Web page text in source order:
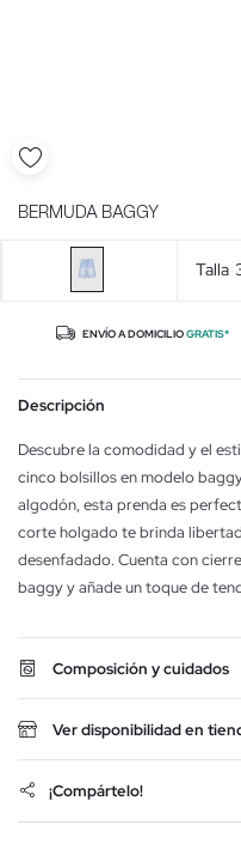
BERMUDA BAGGY
Talla
ENVÍO A DOMICILIOGRATIS*
Descripción
Descubre la comodidad y el
cinco bolsillos en modelo
algodón, esta prenda es
corte holgado te brinda
desenfadado. Cuenta con
baggy y añade un toque de
Composición y cuidados
Ver disponibilidad en
¡Compártelo!